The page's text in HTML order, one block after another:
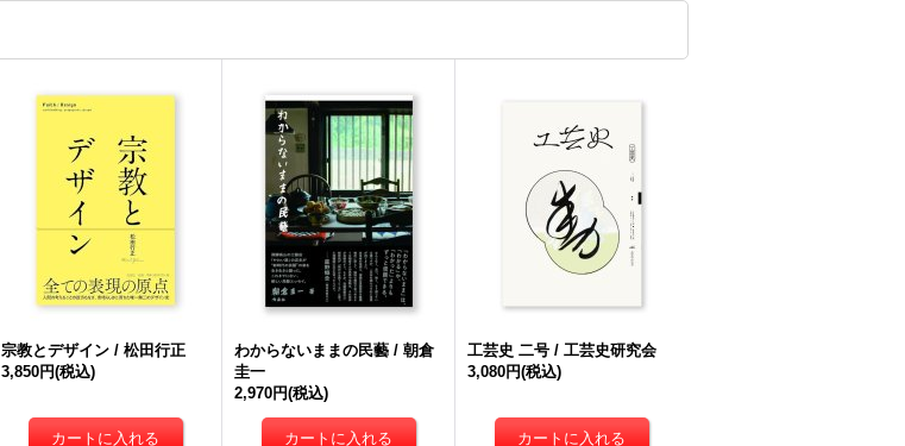
宗教とデザイン / 松田行正
3,850円(税込)
わからないままの民藝 / 朝倉
圭一
2,970円(税込)
工芸史 二号 / 工芸史研究会
3,080円(税込)